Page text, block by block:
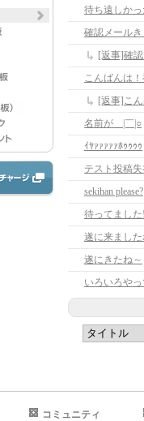
待ち遠しかっ
確認メールき
[返事]確
こんばんは！
[返事]こ
名前が＿|￣|○
ｲﾔｧｧｧｧｧﾎｩｩｩｩ
テスト投稿
sekihan please?
待ってまし
遂に来ました
遂にきたね～
いろいろや
コミュニティ